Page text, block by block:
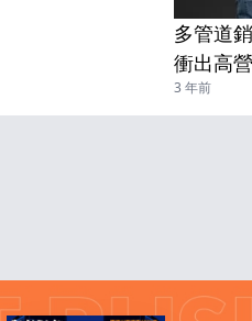
多管道
衝出高
3 年前